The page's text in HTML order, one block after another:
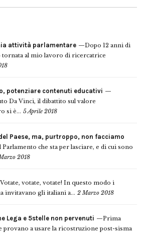
attività parlamentare
Dopo 12 anni di
tornata al mio lavoro di ricercatrice
potenziare contenuti educativi
Da Vinci, il dibattito sul valore
si è... 5 Aprile 2018
Paese, ma, purtroppo, non facciamo
Parlamento che sta per lasciare, e di cui sono
2018
Votate, votate, votate! In questo modo i
invitavano gli italiani a... 2 Marzo 2018
Lega e 5stelle non pervenuti
Prima
provano a usare la ricostruzione post-sisma